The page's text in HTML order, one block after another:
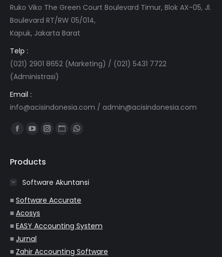
Ruko Viko The Green Court Boulevard Timur, Blok AX-05, Jl.
Boulevard RT/RW 05/014,
Kapuk, Jakarta Barat
Telp :
(021) 2901 8652 (Marketing) / (021) 5431 7722
(Administrasi)
Email :
info@acisindonesia.com / admin@acisindonesia.com
Find us on:
Facebook
opens
new
window
YouTube
opens
new
window
Instagram
new
window
Website
new
window
Whatsapp
new
window
Products
Software Akuntansi
■ Software Accurate
■ Acosys
■ EASY Accounting System
■ Jurnal
■ Zahir Accounting Software